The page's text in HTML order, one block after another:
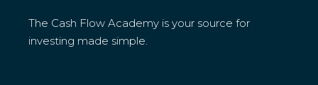
The Cash Flow Academy is your source for
investing made simple.